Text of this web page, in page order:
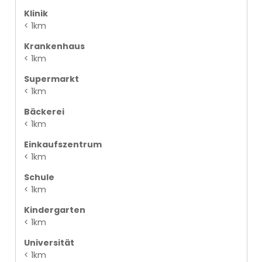
Klinik
< 1km
Krankenhaus
< 1km
Supermarkt
< 1km
Bäckerei
< 1km
Einkaufszentrum
< 1km
Schule
< 1km
Kindergarten
< 1km
Universität
< 1km